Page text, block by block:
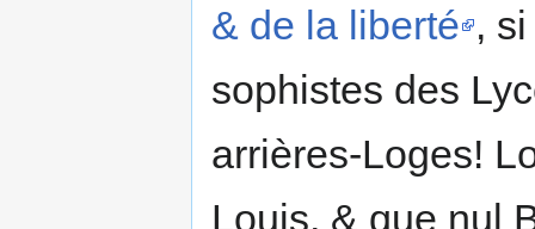
& de la liberté ,
sophistes des
arrières-Loges!
Louis, & que nul